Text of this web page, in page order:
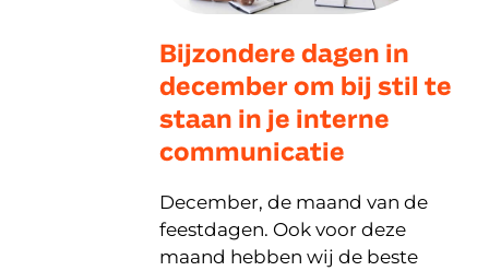
Bijzondere dagen in
december om bij stil te
staan in je interne
communicatie
December, de maand van de
feestdagen. Ook voor deze
maand hebben wij de beste